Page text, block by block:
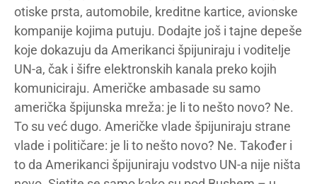
otiske prsta, automobile, kreditne kartice, avionske
kompanije kojima putuju. Dodajte još i tajne depeše
koje dokazuju da Amerikanci špijuniraju i voditelje
UN-a, čak i šifre elektronskih kanala preko kojih
komuniciraju. Američke ambasade su samo
američka špijunska mreža: je li to nešto novo? Ne.
To su već dugo. Američke vlade špijuniraju strane
vlade i političare: je li to nešto novo? Ne. Također i
to da Amerikanci špijuniraju vodstvo UN-a nije ništa